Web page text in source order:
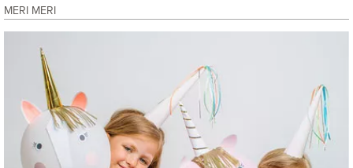
MERI MERI